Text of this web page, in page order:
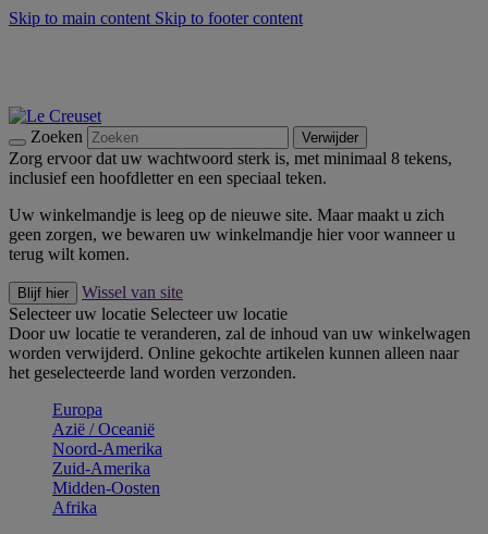
Skip to main content Skip to footer content
Zoeken Verwijder
Zorg ervoor dat uw wachtwoord sterk is, met minimaal 8 tekens,
inclusief een hoofdletter en een speciaal teken.
Uw winkelmandje is leeg op de nieuwe site. Maar maakt u zich
geen zorgen, we bewaren uw winkelmandje hier voor wanneer u
terug wilt komen.
Blijf hier
Wissel van site
Selecteer uw locatie Selecteer uw locatie
Door uw locatie te veranderen, zal de inhoud van uw winkelwagen
worden verwijderd. Online gekochte artikelen kunnen alleen naar
het geselecteerde land worden verzonden.
Europa
Aziё / Oceaniё
Noord-Amerika
Zuid-Amerika
Midden-Oosten
Afrika